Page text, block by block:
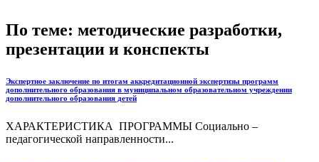
По теме: методические разработки,
презентации и конспекты
Экспертное заключение по итогам аккредитационной экспертизы программ
дополнительного образования в муниципальном образовательном учреждении
дополнительного образования детей
ХАРАКТЕРИСТИКА ПРОГРАММЫ Социально –
педагогической направленности...